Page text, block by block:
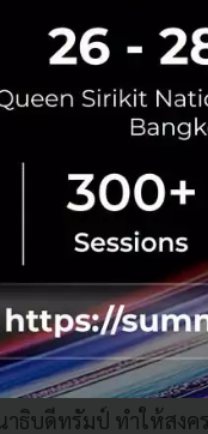
ฐฯ ในปี 2016 อย่าง
ฎรโหวตสนับสนุนการ
เรื่องให้วุฒิสภาโหวต
บลิกันยังคงครองเสีย
านาธิบดีจะต่ำและมี
ใหญ่โดยพรรคเดโมแ
องสหรัฐฯ โดยเฉพา
นการส่งออกต่อเนื่อง
ธิบดีทรัมป์ ทำให้สง